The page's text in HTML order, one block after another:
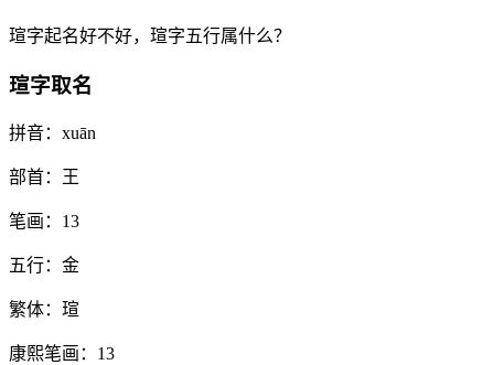
瑄字起名好不好， 瑄字五行属什么？
瑄字取名
拼音： xuān
部首： 王
笔画： 13
五行： 金
繁体： 瑄
康熙笔画： 13